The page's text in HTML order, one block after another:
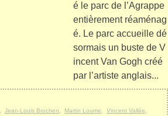
é le parc de l’Agrappe
entièrement réaménag
é. Le parc accueille dé
sormais un buste de V
incent Van Gogh créé
par l’artiste anglais...
Jean-Louis Brochen Martin Loume Vincent Vallée